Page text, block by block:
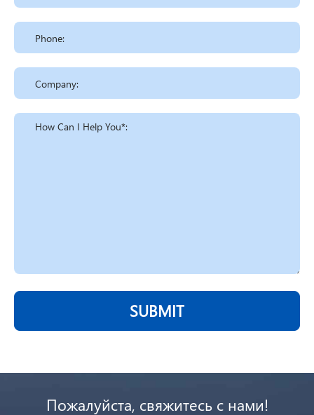
SUBMIT
Пожалуйста, свяжитесь с нами!